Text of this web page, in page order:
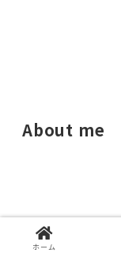
About me
ホーム